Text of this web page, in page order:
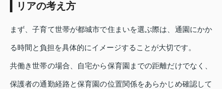
リアの考え方
まず、子育て世帯が都城市で住まいを選ぶ際は、通園にかか
る時間と負担を具体的にイメージすることが大切です。
共働き世帯の場合、自宅から保育園までの距離だけでなく、
保護者の通勤経路と保育園の位置関係をあらかじめ確認して